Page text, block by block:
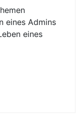
eines Admins
eines